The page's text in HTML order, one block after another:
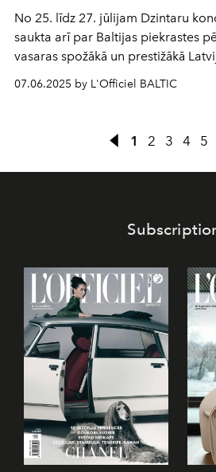
No 25. līdz 27. jūlijam Dzintaru
saukta arī par Baltijas piekrastes
vasaras spožākā un prestižākā
notikums, kas uzburs mākslas,
emocijām un aizraujošām
vēlreiz apliecinās festivāla
notikumu.
07.06.2025 by L'Officiel BALTIC
1 2 3 4 5